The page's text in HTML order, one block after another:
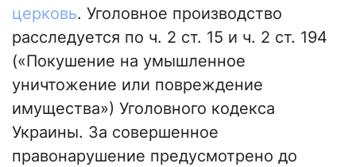
церковь. Уголовное производство
расследуется по ч. 2 ст. 15 и ч. 2 ст. 194
(«Покушение на умышленное
уничтожение или повреждение
имущества») Уголовного кодекса
Украины. За совершенное
правонарушение предусмотрено до